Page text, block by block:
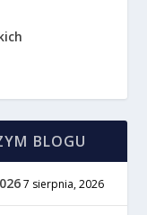
BLOGU
7 sierpnia, 2026